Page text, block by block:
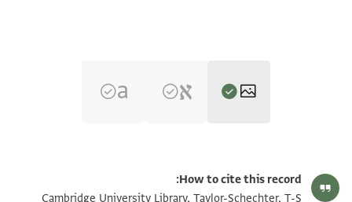
T-S 13J7.12 1v הגדל וסובב
How to cite this record:
Cambridge University Library, Taylor-Schechter, T-S